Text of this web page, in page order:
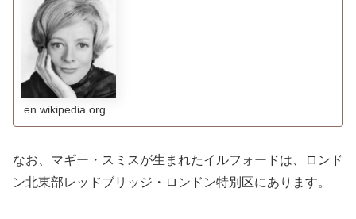
en.wikipedia.org
なお、マギー・スミスが生まれたイルフォードは、ロンド
ン北東部レッドブリッジ・ロンドン特別区にあります。